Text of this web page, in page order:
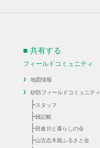
■ 共有する
フィールドコミュニティ
地図情報
砂防フィールドコミュニティ
├スタッフ
├雑記帳
├田倉川と暮らしの会
├山古志木籠ふるさと会